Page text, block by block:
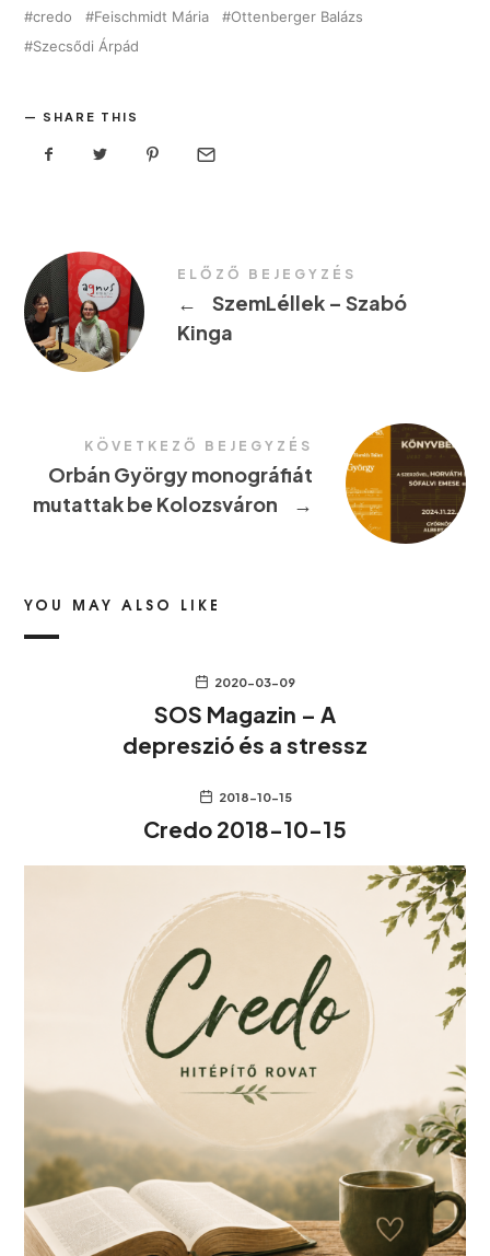
credo Feischmidt Mária
Ottenberger Balázs
Szecsődi Árpád
SHARE THIS
ELŐZŐ BEJEGYZÉS
←
SzemLéllek – Szabó
Kinga
KÖVETKEZŐ BEJEGYZÉS
Orbán György monográfiát
mutattak be Kolozsváron
→
YOU MAY ALSO LIKE
2020-03-09
SOS Magazin – A
depreszió és a stressz
2018-10-15
Credo 2018-10-15